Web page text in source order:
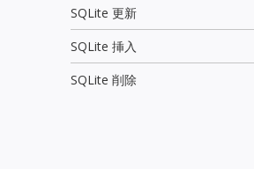
SQLite 更新
SQLite 挿入
SQLite 削除